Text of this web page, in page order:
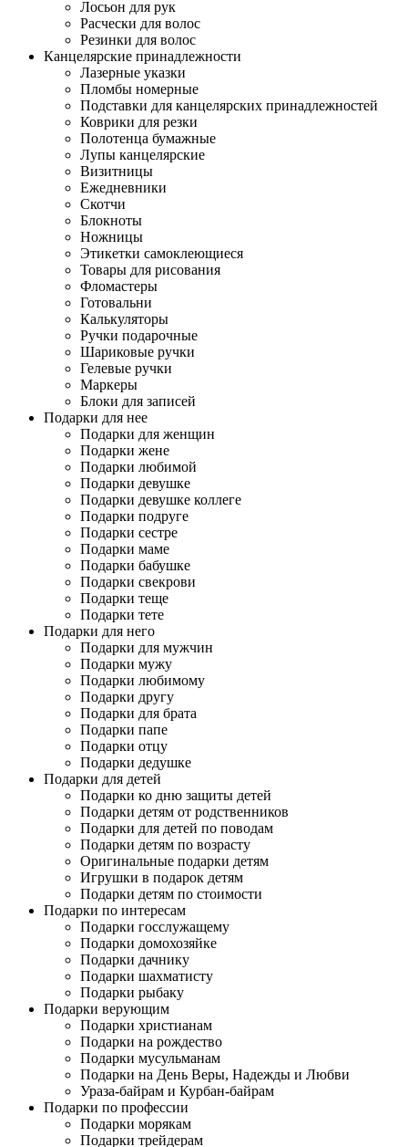
Лосьон для рук
Расчески для волос
Резинки для волос
Канцелярские принадлежности
Лазерные указки
Пломбы номерные
Подставки для канцелярских принадлежностей
Коврики для резки
Полотенца бумажные
Лупы канцелярские
Визитницы
Ежедневники
Скотчи
Блокноты
Ножницы
Этикетки самоклеющиеся
Товары для рисования
Фломастеры
Готовальни
Калькуляторы
Ручки подарочные
Шариковые ручки
Гелевые ручки
Маркеры
Блоки для записей
Подарки для нее
Подарки для женщин
Подарки жене
Подарки любимой
Подарки девушке
Подарки девушке коллеге
Подарки подруге
Подарки сестре
Подарки маме
Подарки бабушке
Подарки свекрови
Подарки теще
Подарки тете
Подарки для него
Подарки для мужчин
Подарки мужу
Подарки любимому
Подарки другу
Подарки для брата
Подарки папе
Подарки отцу
Подарки дедушке
Подарки для детей
Подарки ко дню защиты детей
Подарки детям от родственников
Подарки для детей по поводам
Подарки детям по возрасту
Оригинальные подарки детям
Игрушки в подарок детям
Подарки детям по стоимости
Подарки по интересам
Подарки госслужащему
Подарки домохозяйке
Подарки дачнику
Подарки шахматисту
Подарки рыбаку
Подарки верующим
Подарки христианам
Подарки на рождество
Подарки мусульманам
Подарки на День Веры, Надежды и Любви
Ураза-байрам и Курбан-байрам
Подарки по профессии
Подарки морякам
Подарки трейдерам